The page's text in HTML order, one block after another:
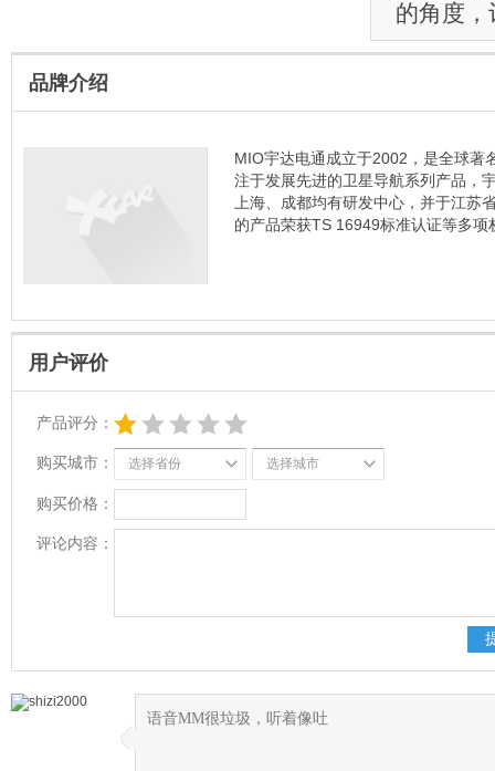
的角度
品牌介绍
MIO宇达电通成立于2002，是全球著
注于发展先进的卫星导航系列产品，
上海、成都均有研发中心，并于江
的产品荣获TS 16949标准认证等多项
用户评价
产品评分：
购买城市： 选择省份 选择城市
购买价格：
评论内容：
◆
◆ 语音MM很垃圾，听着像吐